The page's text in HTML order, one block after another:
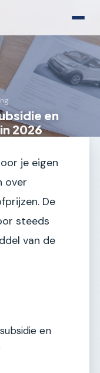
en
2026
je eigen
over
De
steeds
van de
en